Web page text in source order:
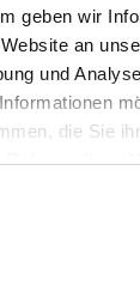
geben wir
an
und
die Sie
Rahmen Ihrer